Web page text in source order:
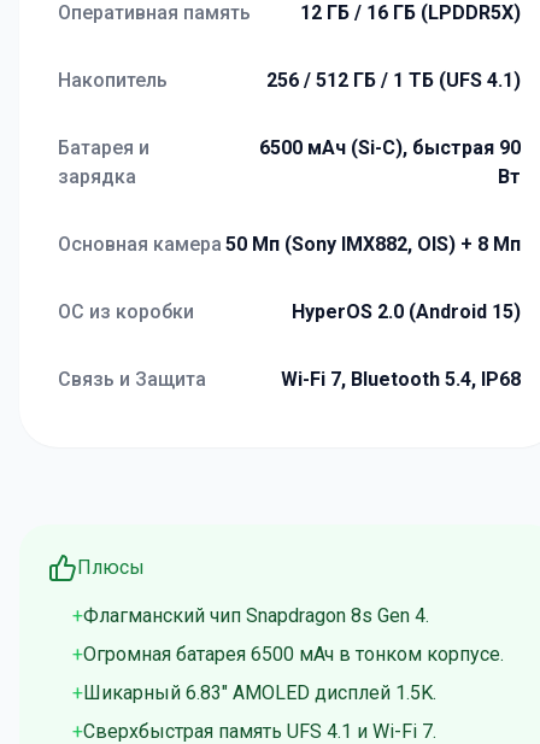
Оперативная память 12 ГБ / 16 ГБ (LPDDR5X)
Накопитель 256 / 512 ГБ / 1 ТБ (UFS 4.1)
Батарея и
зарядка
6500 мАч (Si-C), быстрая 90
Вт
Основная камера 50 Мп (Sony IMX882, OIS) + 8 Мп
ОС из коробки HyperOS 2.0 (Android 15)
Связь и Защита Wi-Fi 7, Bluetooth 5.4, IP68
Плюсы
Флагманский чип Snapdragon 8s Gen 4.
Огромная батарея 6500 мАч в тонком корпусе.
Шикарный 6.83" AMOLED дисплей 1.5K.
Сверхбыстрая память UFS 4.1 и Wi-Fi 7.